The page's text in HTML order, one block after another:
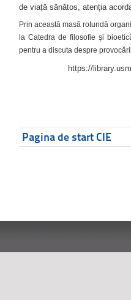
de viață sănătos, atenția
Prin această masă rotundă
la Catedra de filosofie și
pentru a discuta despre
https://
Pagina de start CIE